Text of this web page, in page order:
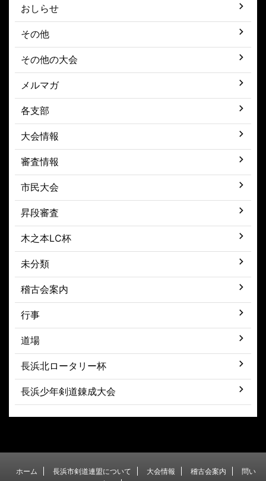
おしらせ
その他
その他の大会
メルマガ
各支部
大会情報
審査情報
市民大会
昇段審査
木之本LC杯
未分類
稽古会案内
行事
道場
長浜北ロータリー杯
長浜少年剣道錬成大会
ホーム 長浜市剣道連盟について 大会情報 稽古会案内
問い